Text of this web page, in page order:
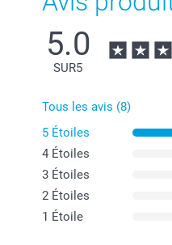
5.0
SUR5
Tous les avis (8)
5 Étoiles
4 Étoiles
3 Étoiles
2 Étoiles
1 Étoile